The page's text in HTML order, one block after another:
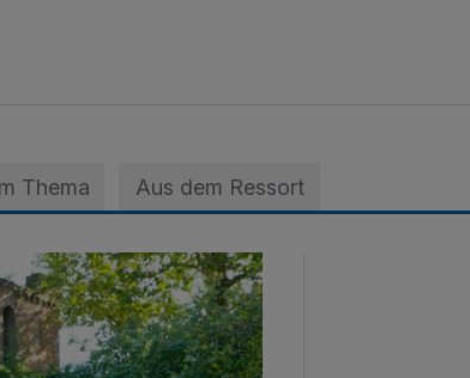
Thema Aus dem Ressort
in Krefeld